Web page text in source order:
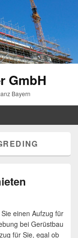
GmbH
Bayern
einen Aufzug für
bei Gerüstbau
für Sie, egal ob